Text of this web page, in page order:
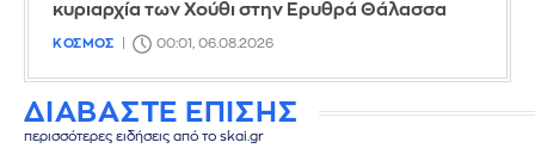
κυριαρχία των Χούθι στην Ερυθρά Θάλασσα
ΚΟΣΜΟΣ 00:01, 06.08.2026
ΔΙΑΒΑΣΤΕ ΕΠΙΣΗΣ
περισσότερες ειδήσεις από το skai.gr